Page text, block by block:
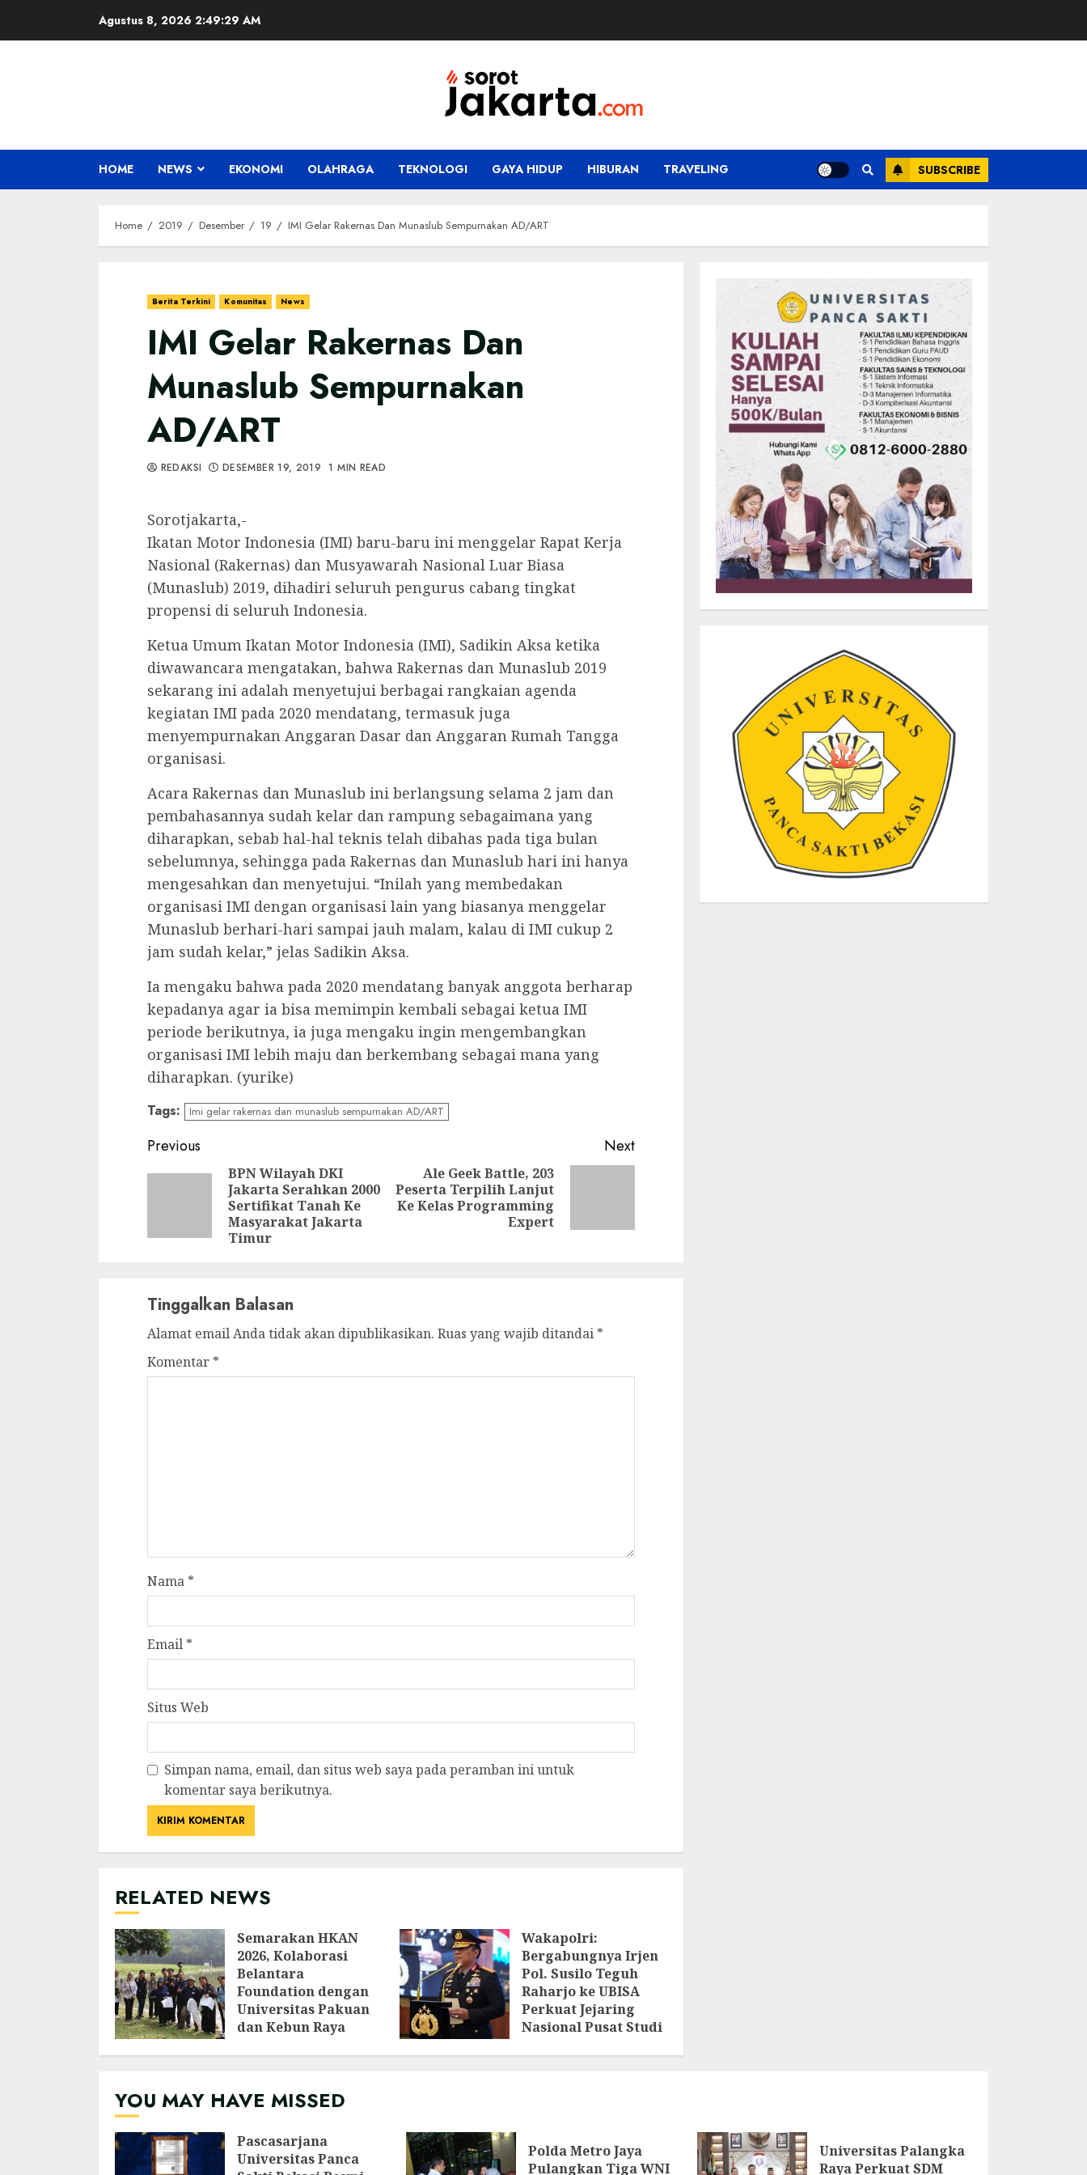
Agustus 8, 2026 2:49:30 AM
HOME NEWS EKONOMI OLAHRAGA TEKNOLOGI GAYA HIDUP HIBURAN TRAVELING SUBSCRIBE
Home 2019 Desember 19 IMI Gelar Rakernas Dan Munaslub Sempurnakan AD/ART
Berita Terkini Komunitas News
IMI Gelar Rakernas Dan
Munaslub Sempurnakan
AD/ART
REDAKSI DESEMBER 19, 2019 1 MIN READ
Sorotjakarta,-
Ikatan Motor Indonesia (IMI) baru-baru ini menggelar Rapat Kerja
Nasional (Rakernas) dan Musyawarah Nasional Luar Biasa
(Munaslub) 2019, dihadiri seluruh pengurus cabang tingkat
propensi di seluruh Indonesia.
Ketua Umum Ikatan Motor Indonesia (IMI), Sadikin Aksa ketika
diwawancara mengatakan, bahwa Rakernas dan Munaslub 2019
sekarang ini adalah menyetujui berbagai rangkaian agenda
kegiatan IMI pada 2020 mendatang, termasuk juga
menyempurnakan Anggaran Dasar dan Anggaran Rumah Tangga
organisasi.
Acara Rakernas dan Munaslub ini berlangsung selama 2 jam dan
pembahasannya sudah kelar dan rampung sebagaimana yang
diharapkan, sebab hal-hal teknis telah dibahas pada tiga bulan
sebelumnya, sehingga pada Rakernas dan Munaslub hari ini hanya
mengesahkan dan menyetujui. “Inilah yang membedakan
organisasi IMI dengan organisasi lain yang biasanya menggelar
Munaslub berhari-hari sampai jauh malam, kalau di IMI cukup 2
jam sudah kelar,” jelas Sadikin Aksa.
Ia mengaku bahwa pada 2020 mendatang banyak anggota berharap
kepadanya agar ia bisa memimpin kembali sebagai ketua IMI
periode berikutnya, ia juga mengaku ingin mengembangkan
organisasi IMI lebih maju dan berkembang sebagai mana yang
diharapkan. (yurike)
Tags: Imi gelar rakernas dan munaslub sempurnakan AD/ART
Continue
Reading
Previous
Previous
BPN Wilayah DKI
Jakarta Serahkan 2000
Sertifikat Tanah Ke
Masyarakat Jakarta
Timur
Next
Next
post:
Ale Geek Battle, 203
Peserta Terpilih Lanjut
Ke Kelas Programming
Expert
Tinggalkan Balasan
Alamat email Anda tidak akan dipublikasikan. Ruas yang wajib ditandai *
Komentar *
Nama *
Email *
Situs Web
Simpan nama, email, dan situs web saya pada peramban ini untuk
komentar saya berikutnya.
RELATED NEWS
Semarakan HKAN
2026, Kolaborasi
Belantara
Foundation dengan
Universitas Pakuan
dan Kebun Raya
Pendataan Fauna-
Bogor
AGUSTUS 3, 2026
Wakapolri:
Bergabungnya Irjen
Pol. Susilo Teguh
Raharjo ke UBISA
Perkuat Jejaring
Nasional Pusat Studi
YOU MAY HAVE MISSED
Pascasarjana
Universitas Panca
Polda Metro Jaya
Pulangkan Tiga WNI
Universitas Palangka
Raya Perkuat SDM